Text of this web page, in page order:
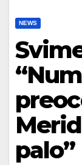
NEWS
palo”